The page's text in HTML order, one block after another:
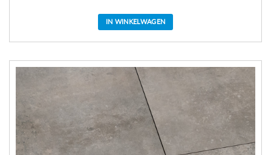
IN WINKELWAGEN